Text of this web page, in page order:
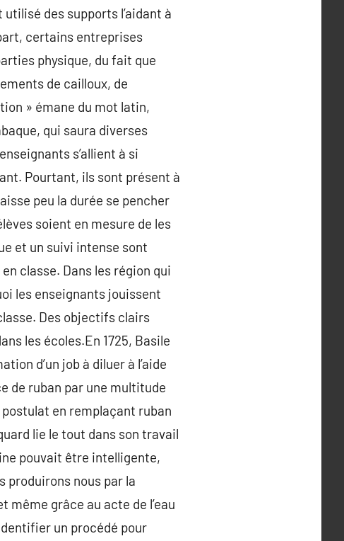
utilisé des supports l’aidant à
certains entreprises
physique, du fait que
de cailloux, de
» émane du mot latin,
qui saura diverses
s’allient à si
Pourtant, ils sont présent à
peu la durée se pencher
soient en mesure de les
et un suivi intense sont
classe. Dans les région qui
les enseignants jouissent
Des objectifs clairs
les écoles.En 1725, Basile
d’un job à diluer à l’aide
de ruban par une multitude
en remplaçant ruban
lie le tout dans son travail
pouvait être intelligente,
produirons nous par la
grâce au acte de l’eau
un procédé pour